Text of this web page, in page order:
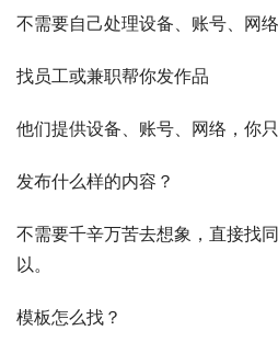
不需要自己处理设备、账号、网
找员工或兼职帮你发作品
他们提供设备、账号、网络，你
发布什么样的内容？
不需要千辛万苦去想象，直接找
以。
模板怎么找？